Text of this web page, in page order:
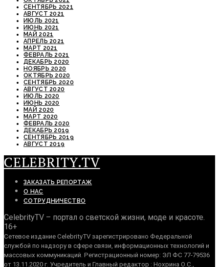
СЕНТЯБРЬ 2021
АВГУСТ 2021
ИЮЛЬ 2021
ИЮНЬ 2021
МАЙ 2021
АПРЕЛЬ 2021
МАРТ 2021
ФЕВРАЛЬ 2021
ДЕКАБРЬ 2020
НОЯБРЬ 2020
ОКТЯБРЬ 2020
СЕНТЯБРЬ 2020
АВГУСТ 2020
ИЮЛЬ 2020
ИЮНЬ 2020
МАЙ 2020
МАРТ 2020
ФЕВРАЛЬ 2020
ДЕКАБРЬ 2019
СЕНТЯБРЬ 2019
АВГУСТ 2019
CELEBRITY.TV
ЗАКАЗАТЬ РЕПОРТАЖ
О НАС
СОТРУДНИЧЕСТВО
CelebrityTV – портал о светской жизни, моде и красоте.
16+
Сетевое издание CelebrityTV зарегистрировано Федеральной
службой по надзору в сфере связи, информационных технологий и
массовых коммуникаций. Регистрационный номер: ЭЛ ФС 77-79536
от 13.11.2020 г. Учредитель и Главный редактор : Нохрина О.С.,